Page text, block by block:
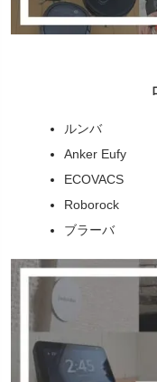
ルンバ
Anker Eufy
ECOVACS
Roborock
ブラーバ